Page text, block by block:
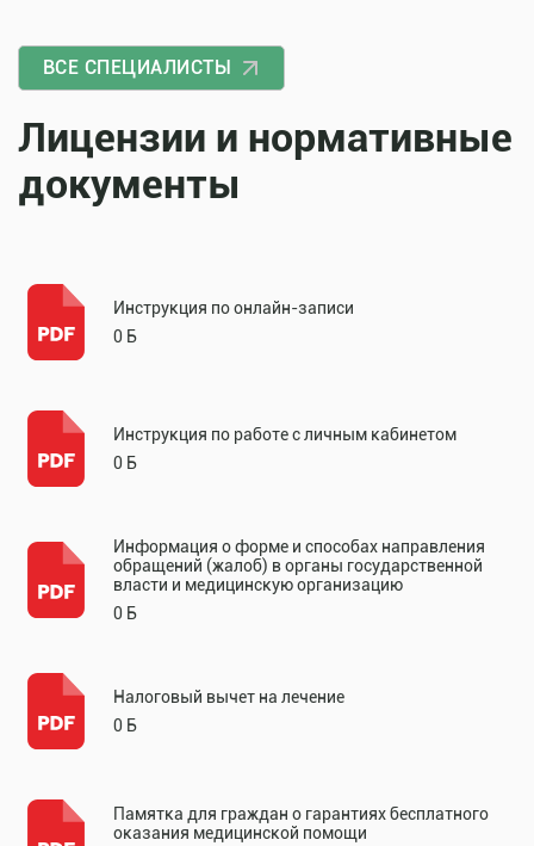
ВСЕ СПЕЦИАЛИСТЫ
Лицензии и нормативные
документы
Инструкция по онлайн-записи
0 Б
Инструкция по работе с личным кабинетом
0 Б
Информация о форме и способах направления
обращений (жалоб) в органы государственной
власти и медицинскую организацию
0 Б
Налоговый вычет на лечение
0 Б
Памятка для граждан о гарантиях бесплатного
оказания медицинской помощи